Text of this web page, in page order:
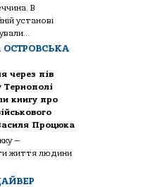
В
установі
через пів
Тернополі
книгу про
Процюка
—
життя людини